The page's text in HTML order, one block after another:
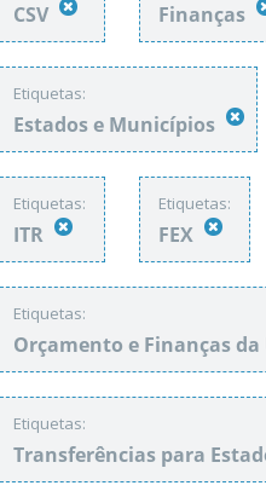
CSV Finanças
Etiquetas:
Estados e Municípios
Etiquetas:
ITR
Etiquetas:
FEX
Etiquetas:
Orçamento e Finanças da
Etiquetas:
Transferências para